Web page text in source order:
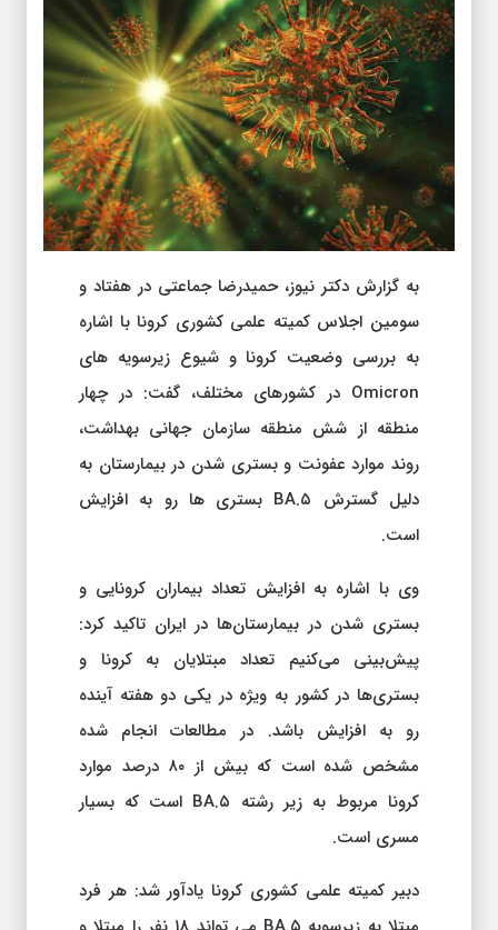
به گزارش دکتر نیوز، حمیدرضا جماعتی در هفتاد و
سومین اجلاس کمیته علمی کشوری کرونا با اشاره
به بررسی وضعیت کرونا و شیوع زیرسویه های
Omicron در کشورهای مختلف، گفت: در چهار
منطقه از شش منطقه سازمان جهانی بهداشت،
روند موارد عفونت و بستری شدن در بیمارستان به
دلیل گسترش BA.۵ بستری ها رو به افزایش
است.
وی با اشاره به افزایش تعداد بیماران کرونایی و
بستری شدن در بیمارستان‌ها در ایران تاکید کرد:
پیش‌بینی می‌کنیم تعداد مبتلایان به کرونا و
بستری‌ها در کشور به ویژه در یکی دو هفته آینده
رو به افزایش باشد. در مطالعات انجام شده
مشخص شده است که بیش از ۸۰ درصد موارد
کرونا مربوط به زیر رشته BA.۵ است که بسیار
مسری است.
دبیر کمیته علمی کشوری کرونا یادآور شد: هر فرد